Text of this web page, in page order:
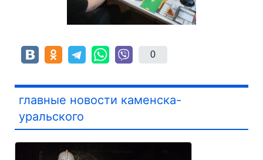
0
главные новости каменска-
уральского